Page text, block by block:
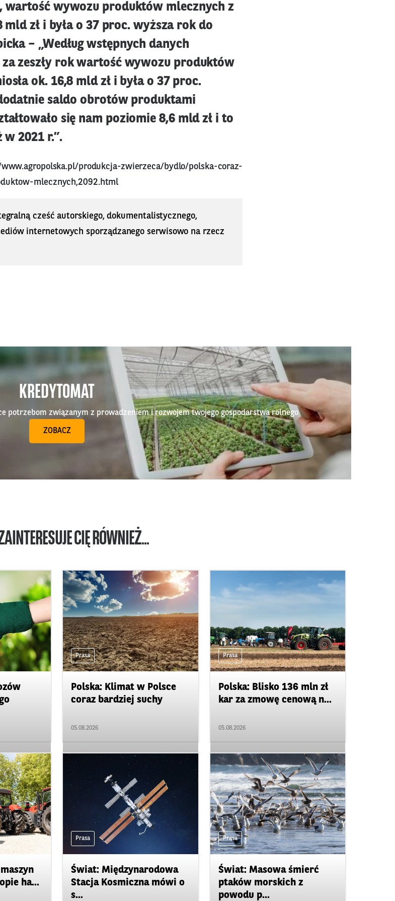
wywozu produktów mlecznych z
mld zł i była o 37 proc. wyższa rok do
– „Według wstępnych danych
zeszły rok wartość wywozu produktów
ok. 16,8 mld zł i była o 37 proc.
saldo obrotów produktami
się nam poziomie 8,6 mld zł i to
2021 r.”.
produkcja-zwierzeca/bydlo/polska-coraz-
mlecznych,2092.html
cześć autorskiego, dokumentalistycznego,
internetowych sporządzanego serwisowo na rzecz
KREDYTOMAT
potrzebom związanym z prowadzeniem i rozwojem twojego gospodarstwa rolnego
ZOBACZ
CIĘ RÓWNIEŻ...
Prasa
Polska: Klimat w Polsce
coraz bardziej suchy
05.08.2026
Prasa
Polska: Blisko 136 mln zł
kar za zmowę cenową n...
05.08.2026
ha...
Prasa
Świat: Międzynarodowa
Stacja Kosmiczna mówi o
s...
Prasa
Świat: Masowa śmierć
ptaków morskich z
powodu p...